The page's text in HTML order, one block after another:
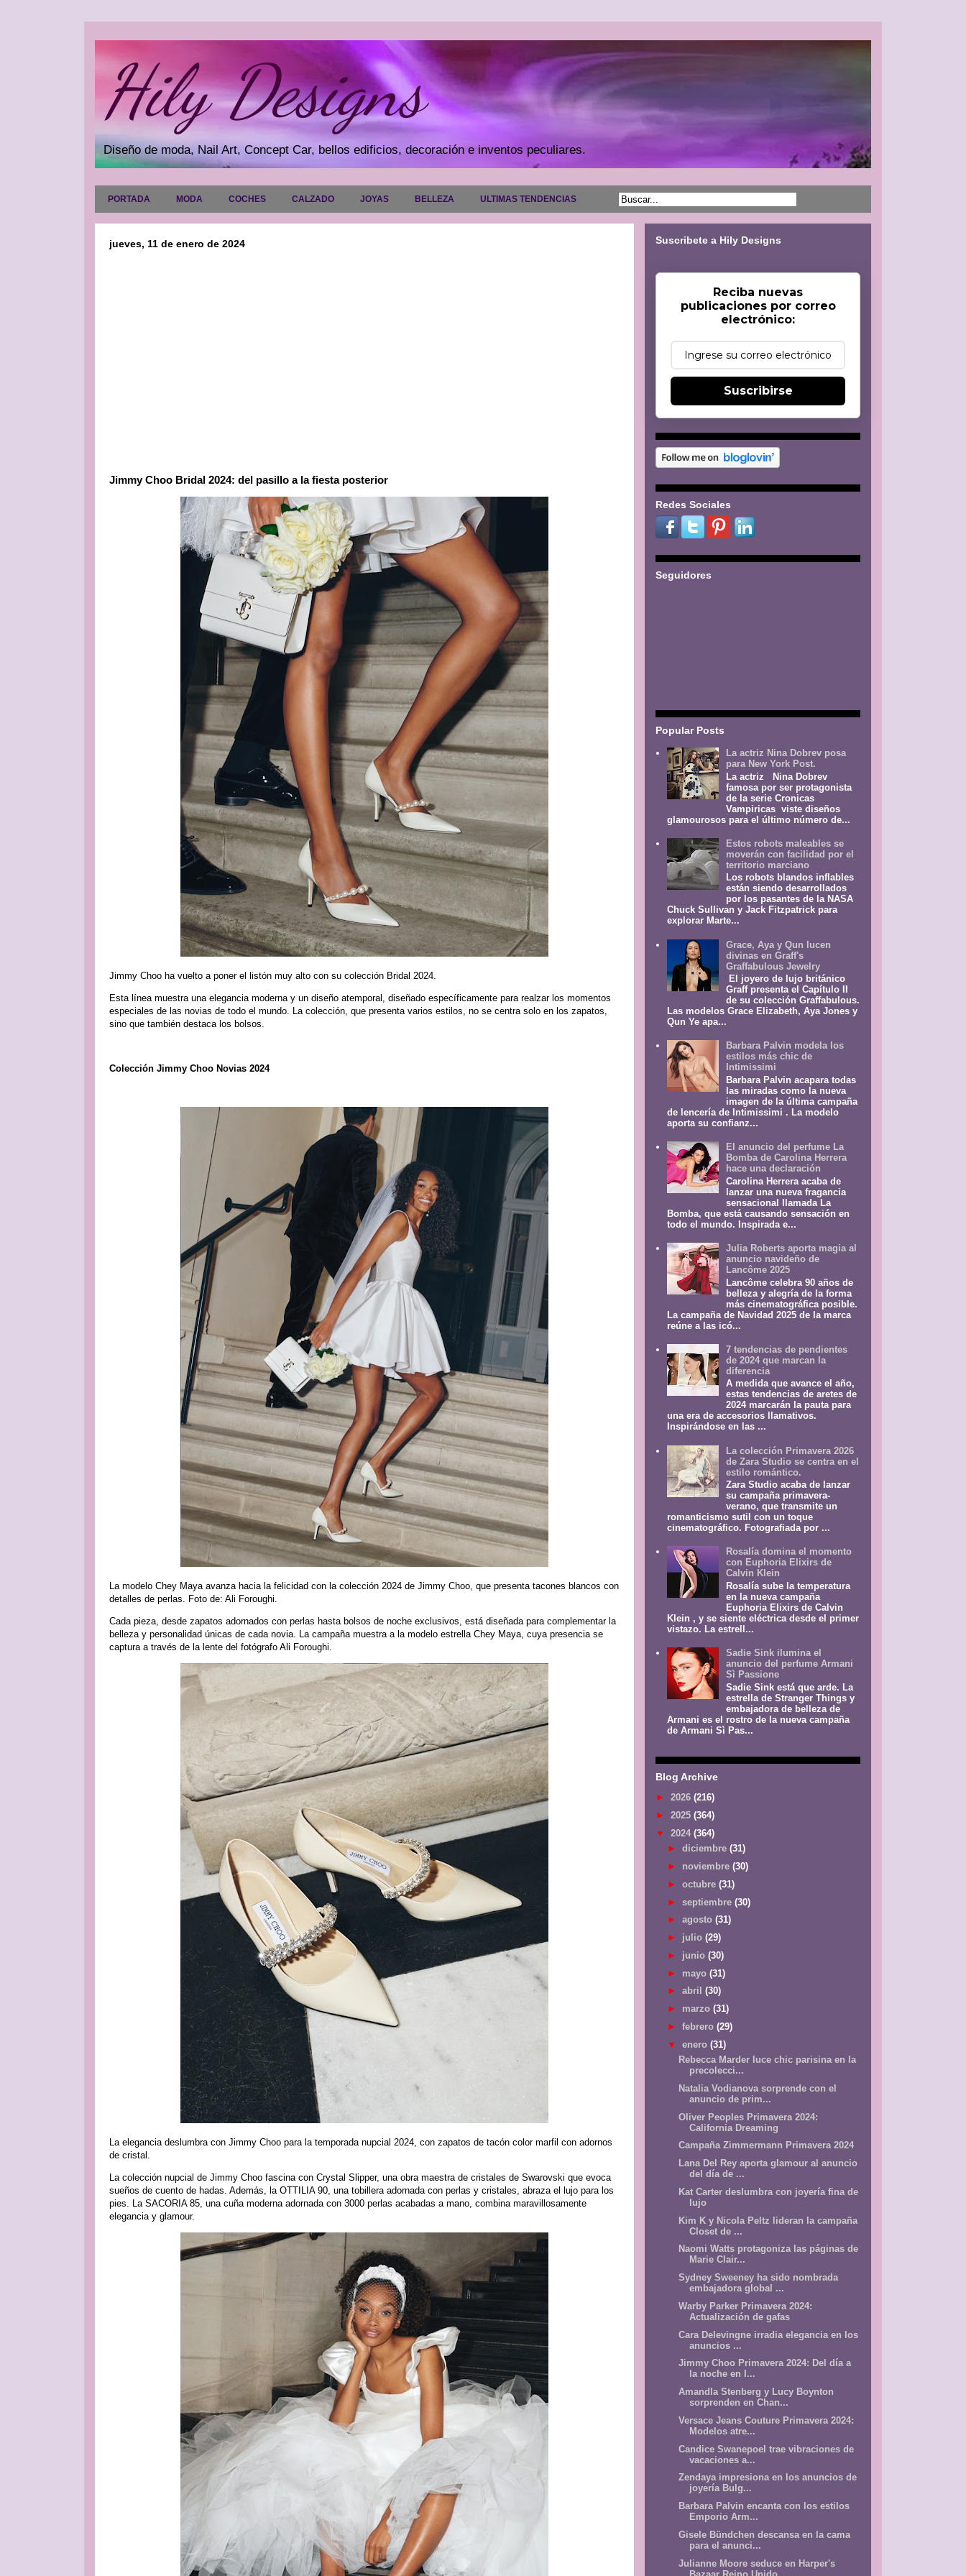
Hily Designs
Diseño de moda, Nail Art, Concept Car, bellos edificios, decoración e inventos peculiares.
PORTADA MODA COCHES CALZADO JOYAS BELLEZA ULTIMAS TENDENCIAS
jueves, 11 de enero de 2024
Jimmy Choo Bridal 2024: del pasillo a la fiesta posterior
Jimmy Choo ha vuelto a poner el listón muy alto con su colección Bridal 2024.
Esta línea muestra una elegancia moderna y un diseño atemporal, diseñado específicamente para realzar los momentos
especiales de las novias de todo el mundo. La colección, que presenta varios estilos, no se centra solo en los zapatos,
sino que también destaca los bolsos.
Colección Jimmy Choo Novias 2024
La modelo Chey Maya avanza hacia la felicidad con la colección 2024 de Jimmy Choo, que presenta tacones blancos con
detalles de perlas. Foto de: Ali Foroughi.
Cada pieza, desde zapatos adornados con perlas hasta bolsos de noche exclusivos, está diseñada para complementar la
belleza y personalidad únicas de cada novia. La campaña muestra a la modelo estrella Chey Maya, cuya presencia se
captura a través de la lente del fotógrafo Ali Foroughi.
La elegancia deslumbra con Jimmy Choo para la temporada nupcial 2024, con zapatos de tacón color marfil con adornos
de cristal.
La colección nupcial de Jimmy Choo fascina con Crystal Slipper, una obra maestra de cristales de Swarovski que evoca
sueños de cuento de hadas. Además, la OTTILIA 90, una tobillera adornada con perlas y cristales, abraza el lujo para los
pies. La SACORIA 85, una cuña moderna adornada con 3000 perlas acabadas a mano, combina maravillosamente
elegancia y glamour.
Suscribete a Hily Designs
Reciba nuevas
publicaciones por correo
electrónico:
Suscribirse
Redes Sociales
Seguidores
Popular Posts
La actriz Nina Dobrev posa
para New York Post.
La actriz Nina Dobrev
famosa por ser protagonista
de la serie Cronicas
Vampiricas viste diseños
glamourosos para el último número de...
Estos robots maleables se
moverán con facilidad por el
territorio marciano
Los robots blandos inflables
están siendo desarrollados
por los pasantes de la NASA
Chuck Sullivan y Jack Fitzpatrick para
explorar Marte...
Grace, Aya y Qun lucen
divinas en Graff's
Graffabulous Jewelry
El joyero de lujo británico
Graff presenta el Capítulo II
de su colección Graffabulous.
Las modelos Grace Elizabeth, Aya Jones y
Qun Ye apa...
Barbara Palvin modela los
estilos más chic de
Intimissimi
Barbara Palvin acapara todas
las miradas como la nueva
imagen de la última campaña
de lencería de Intimissimi . La modelo
aporta su confianz...
El anuncio del perfume La
Bomba de Carolina Herrera
hace una declaración
Carolina Herrera acaba de
lanzar una nueva fragancia
sensacional llamada La
Bomba, que está causando sensación en
todo el mundo. Inspirada e...
Julia Roberts aporta magia al
anuncio navideño de
Lancôme 2025
Lancôme celebra 90 años de
belleza y alegría de la forma
más cinematográfica posible.
La campaña de Navidad 2025 de la marca
reúne a las icó...
7 tendencias de pendientes
de 2024 que marcan la
diferencia
A medida que avance el año,
estas tendencias de aretes de
2024 marcarán la pauta para
una era de accesorios llamativos.
Inspirándose en las ...
La colección Primavera 2026
de Zara Studio se centra en el
estilo romántico.
Zara Studio acaba de lanzar
su campaña primavera-
verano, que transmite un
romanticismo sutil con un toque
cinematográfico. Fotografiada por ...
Rosalía domina el momento
con Euphoria Elixirs de
Calvin Klein
Rosalía sube la temperatura
en la nueva campaña
Euphoria Elixirs de Calvin
Klein , y se siente eléctrica desde el primer
vistazo. La estrell...
Sadie Sink ilumina el
anuncio del perfume Armani
Sì Passione
Sadie Sink está que arde. La
estrella de Stranger Things y
embajadora de belleza de
Armani es el rostro de la nueva campaña
de Armani Sì Pas...
Blog Archive
► 2026 (216)
► 2025 (364)
▼ 2024 (364)
► diciembre (31)
► noviembre (30)
► octubre (31)
► septiembre (30)
► agosto (31)
► julio (29)
► junio (30)
► mayo (31)
► abril (30)
► marzo (31)
► febrero (29)
▼ enero (31)
Rebecca Marder luce chic parisina en la
precolecci...
Natalia Vodianova sorprende con el
anuncio de prim...
Oliver Peoples Primavera 2024:
California Dreaming
Campaña Zimmermann Primavera 2024
Lana Del Rey aporta glamour al anuncio
del día de ...
Kat Carter deslumbra con joyería fina de
lujo
Kim K y Nicola Peltz lideran la campaña
Closet de ...
Naomi Watts protagoniza las páginas de
Marie Clair...
Sydney Sweeney ha sido nombrada
embajadora global ...
Warby Parker Primavera 2024:
Actualización de gafas
Cara Delevingne irradia elegancia en los
anuncios ...
Jimmy Choo Primavera 2024: Del día a
la noche en I...
Amandla Stenberg y Lucy Boynton
sorprenden en Chan...
Versace Jeans Couture Primavera 2024:
Modelos atre...
Candice Swanepoel trae vibraciones de
vacaciones a...
Zendaya impresiona en los anuncios de
joyería Bulg...
Barbara Palvin encanta con los estilos
Emporio Arm...
Gisele Bündchen descansa en la cama
para el anunci...
Julianne Moore seduce en Harper's